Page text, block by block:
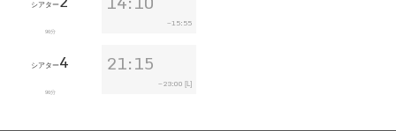
シアター
96分
~ 15:55
シアター4
96分
21:15
~ 23:00 [L]